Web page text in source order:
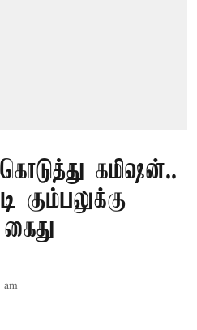
கமிஷன்..
am